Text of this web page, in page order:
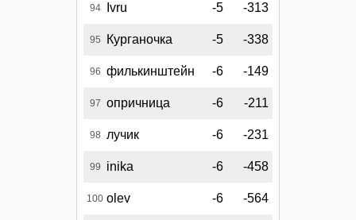
94 Ivru -5 -313
95 Курганочка -5 -338
96 филькинштейн -6 -149
97 опричница -6 -211
98 лучик -6 -231
99 inika -6 -458
100 olev -6 -564